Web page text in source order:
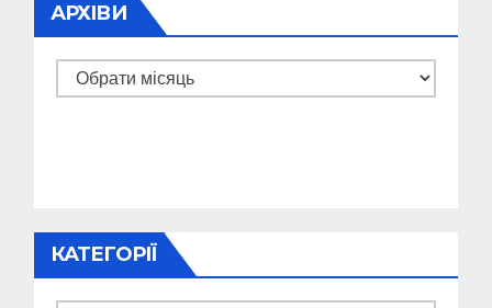
АРХІВИ
Архіви
КАТЕГОРІЇ